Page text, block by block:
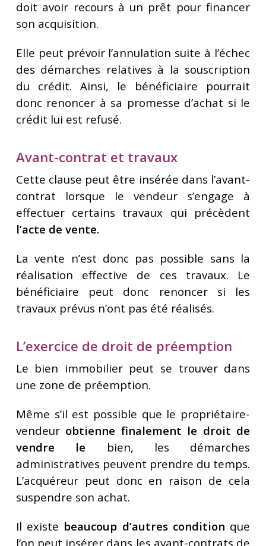
doit avoir recours à un prêt pour financer
son acquisition.
Elle peut prévoir l’annulation suite à l’échec
des démarches relatives à la souscription
du crédit. Ainsi, le bénéficiaire pourrait
donc renoncer à sa promesse d’achat si le
crédit lui est refusé.
Avant-contrat et travaux
Cette clause peut être insérée dans l’avant-
contrat lorsque le vendeur s’engage à
effectuer certains travaux qui précèdent
l’acte de vente.
La vente n’est donc pas possible sans la
réalisation effective de ces travaux. Le
bénéficiaire peut donc renoncer si les
travaux prévus n’ont pas été réalisés.
L’exercice de droit de préemption
Le bien immobilier peut se trouver dans
une zone de préemption.
Même s’il est possible que le propriétaire-
vendeur obtienne finalement le droit de
vendre le bien, les démarches
administratives peuvent prendre du temps.
L’acquéreur peut donc en raison de cela
suspendre son achat.
Il existe beaucoup d’autres condition que
l’on peut insérer dans les avant-contrats de